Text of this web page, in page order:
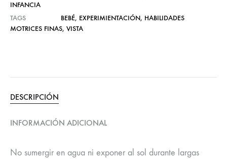
INFANCIA
TAGS
BEBÉ, EXPERIMIENTACIÓN, HABILIDADES
MOTRICES FINAS, VISTA
DESCRIPCIÓN
INFORMACIÓN ADICIONAL
No sumergir en agua ni exponer al sol durante largas